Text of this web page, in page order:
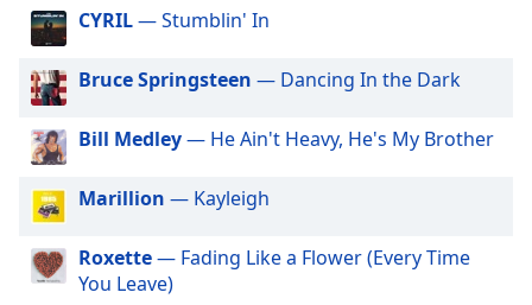
modal
window.
Beginning
dialog
window.
Escape
cancel
and
CYRIL— Stumblin' In
Bruce Springsteen — Dancing In the Dark
Bill Medley— He Ain't Heavy, He's My Brother
Marillion — Kayleigh
Roxette— Fading Like a Flower (Every Time
You Leave)